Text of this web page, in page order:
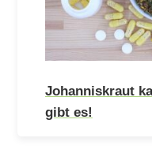
Johanniskraut
gibt es!